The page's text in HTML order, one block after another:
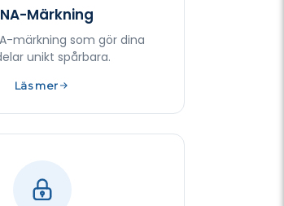
Märkning
märkning som gör dina
unikt spårbara.
Läs mer